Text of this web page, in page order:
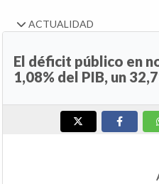
ACTUALIDAD
El déficit público en
1,08% del PIB, un